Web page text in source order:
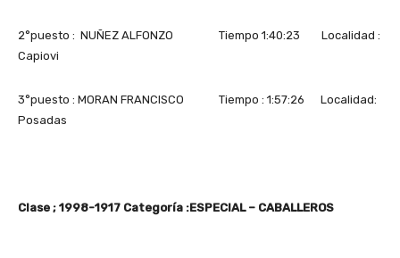
2°puesto : NUÑEZ ALFONZO Tiempo 1:40:23 Localidad :
Capiovi
3°puesto : MORAN FRANCISCO Tiempo : 1:57:26 Localidad:
Posadas
Clase ; 1998-1917 Categoría :ESPECIAL – CABALLEROS